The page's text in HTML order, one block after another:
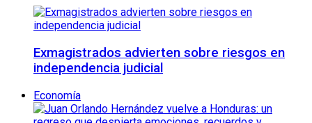
Exmagistrados advierten sobre riesgos en
independencia judicial
Economía